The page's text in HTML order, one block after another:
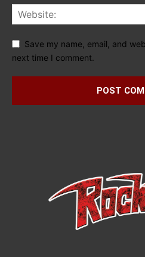
Save my name, email, and
next time I comment.